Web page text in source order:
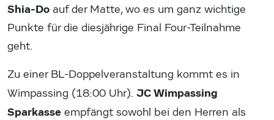
Shia-Do auf der Matte, wo es um ganz wichtige
Punkte für die diesjährige Final Four-Teilnahme
geht.
Zu einer BL-Doppelveranstaltung kommt es in
Wimpassing (18:00 Uhr). JC Wimpassing
Sparkasse empfängt sowohl bei den Herren als